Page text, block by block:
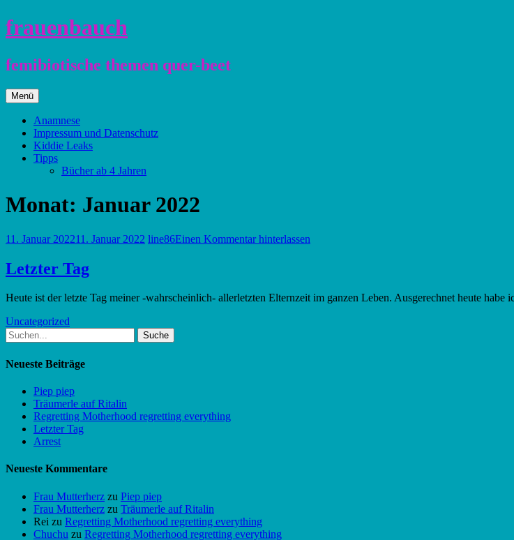
Zum
Inhalt
frauenbauch
femibiotische themen quer-beet
Menü Zum
Inhalt
springen
Anamnese
Impressum und Datenschutz
Kiddie Leaks
Tipps
Bücher ab 4 Jahren
Monat: Januar 2022
11. Januar 202211. Januar 2022 line86Einen Kommentar hinterlassen
Letzter Tag
Heute ist der letzte Tag meiner -wahrscheinlich- allerletzten Elternzeit im ganzen Leben. Ausgerechnet heute habe
Uncategorized
Suche
nach:
Neueste Beiträge
Piep piep
Träumerle auf Ritalin
Regretting Motherhood regretting everything
Letzter Tag
Arrest
Neueste Kommentare
Frau Mutterherz zu Piep piep
Frau Mutterherz zu Träumerle auf Ritalin
Rei zu Regretting Motherhood regretting everything
Chuchu zu Regretting Motherhood regretting everything